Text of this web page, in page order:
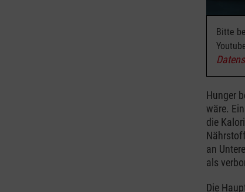
Bitte
Hunger
wäre.
die
an
als
Die